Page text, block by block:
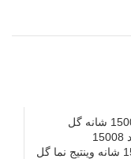
فرش 1500 شانه وینتیج نما گل